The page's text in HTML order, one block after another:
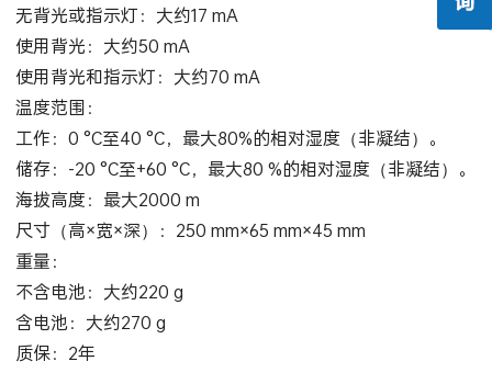
无背光或指示灯：大约17 mA
使用背光：大约50 mA
使用背光和指示灯：大约70 mA
温度范围：
工作：0 °C至40 °C，最大80%的相对湿度（非凝结）。
储存：-20 °C至+60 °C，最大80 %的相对湿度（非凝结）。
海拔高度：最大2000 m
尺寸（高×宽×深）：250 mm×65 mm×45 mm
重量：
不含电池：大约220 g
含电池：大约270 g
质保：2年